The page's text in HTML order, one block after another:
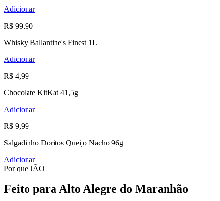
Adicionar
R$ 99,90
Whisky Ballantine's Finest 1L
Adicionar
R$ 4,99
Chocolate KitKat 41,5g
Adicionar
R$ 9,99
Salgadinho Doritos Queijo Nacho 96g
Adicionar
Por que JÃO
Feito para Alto Alegre do Maranhão